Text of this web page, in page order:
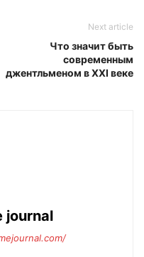
Next article
Что значит быть
современным
джентльменом в XXI веке
journal